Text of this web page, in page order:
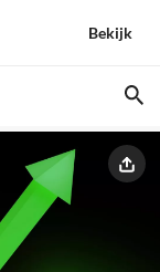
Bekijk